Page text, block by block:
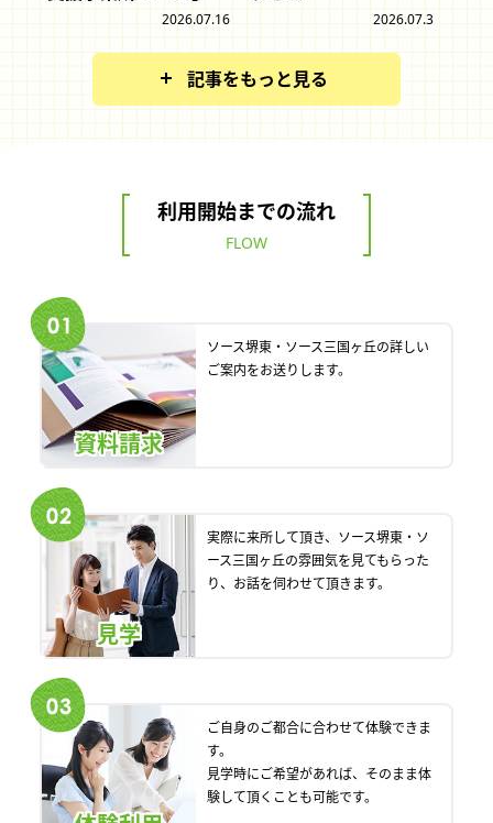
2026.07.16 2026.07.3
記事をもっと見る
利用開始までの流れ
FLOW
資料請求
ソース堺東・ソース三国ヶ丘の詳しい
ご案内をお送りします。
見学
実際に来所して頂き、ソース堺東・ソ
ース三国ヶ丘の雰囲気を見てもらった
り、お話を伺わせて頂きます。
ご自身のご都合に合わせて体験できま
す。
見学時にご希望があれば、そのまま体
験して頂くことも可能です。